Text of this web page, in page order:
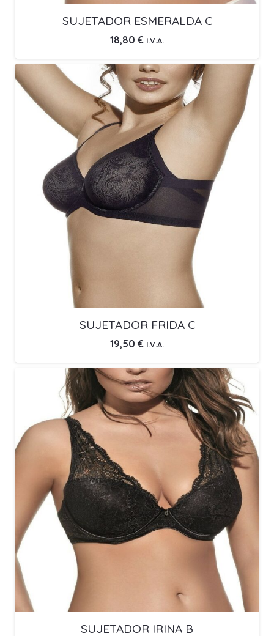
SUJETADOR ESMERALDA C
18,80 € I.V.A.
SUJETADOR FRIDA C
19,50 € I.V.A.
SUJETADOR IRINA B